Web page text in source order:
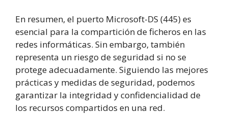
En resumen, el puerto Microsoft-DS (445) es
esencial para la compartición de ficheros en las
redes informáticas. Sin embargo, también
representa un riesgo de seguridad si no se
protege adecuadamente. Siguiendo las mejores
prácticas y medidas de seguridad, podemos
garantizar la integridad y confidencialidad de
los recursos compartidos en una red.